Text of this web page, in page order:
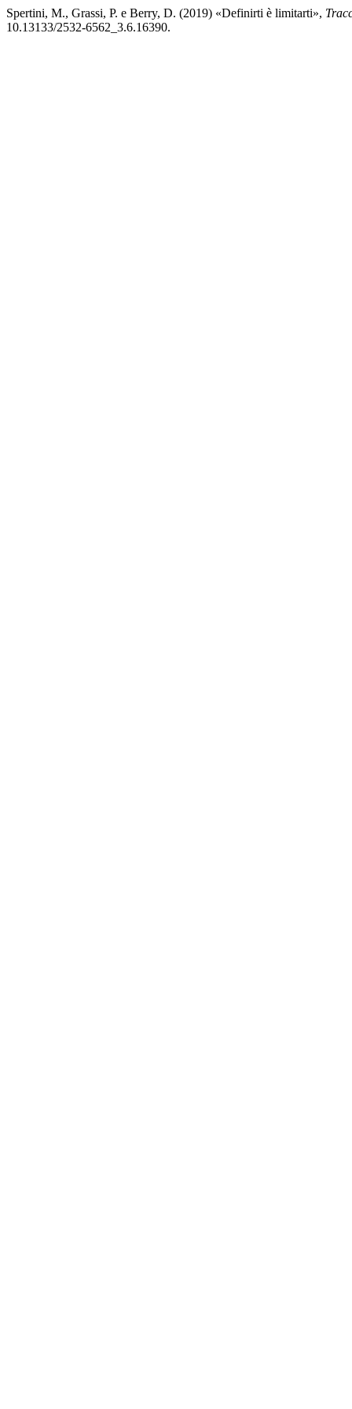
Spertini, M., Grassi, P. e Berry, D. (2019) «Definirti è limitarti»,
10.13133/2532-6562_3.6.16390.